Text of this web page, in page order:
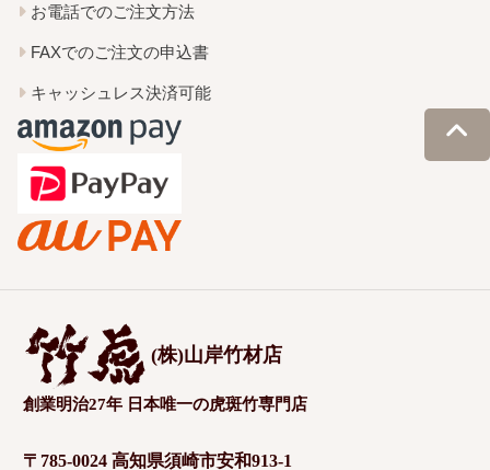
お電話でのご注文方法
FAXでのご注文の申込書
キャッシュレス決済可能
(株)山岸竹材店
創業明治27年 日本唯一の虎斑竹専門店
〒785-0024 高知県須崎市安和913-1